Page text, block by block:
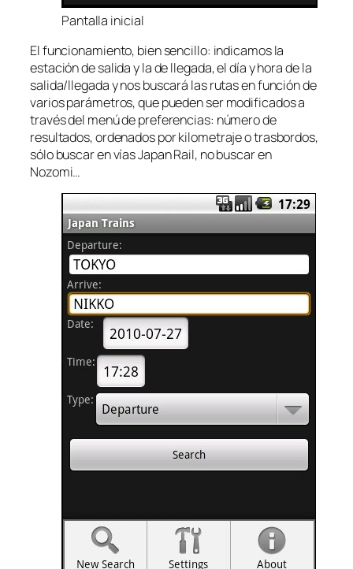
Pantalla inicial
El funcionamiento, bien sencillo: indicamos la
estación de salida y la de llegada, el día y hora de la
salida/llegada y nos buscará las rutas en función de
varios parámetros, que pueden ser modificados a
través del menú de preferencias: número de
resultados, ordenados por kilometraje o trasbordos,
sólo buscar en vías Japan Rail, no buscar en
Nozomi…